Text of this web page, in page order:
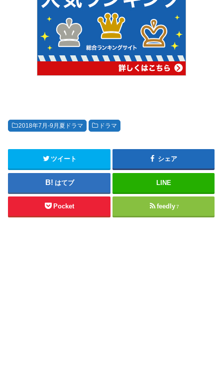
2018年7月-9月夏ドラマ ドラマ
ツイート シェア
はてブ LINE
Pocket feedly 7